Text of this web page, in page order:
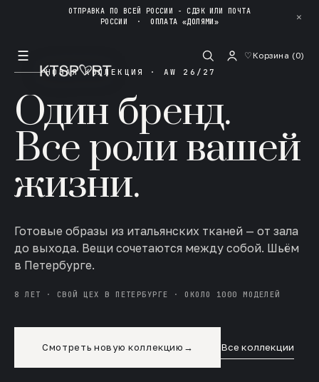
ОТПРАВКА ПО ВСЕЙ РОССИИ - СДЭК ИЛИ ПОЧТА
РОССИИ ·ОПЛАТА «ДОЛЯМИ» ✕
☰ ♡Корзина (0)
НОВАЯ КОЛЛЕКЦИЯ · AW 26/27
Один бренд.
Все роли вашей
жизни.
Готовые образы из итальянских тканей — от зала
до выхода. Вещи сочетаются между собой. Шьём
в Петербурге.
8 ЛЕТ · СВОЙ ЦЕХ В ПЕТЕРБУРГЕ · ОКОЛО 1000 МОДЕЛЕЙ
Смотреть новую коллекцию → Все коллекции